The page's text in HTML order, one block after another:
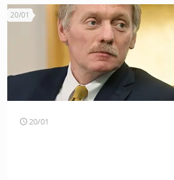
20/01
20/01